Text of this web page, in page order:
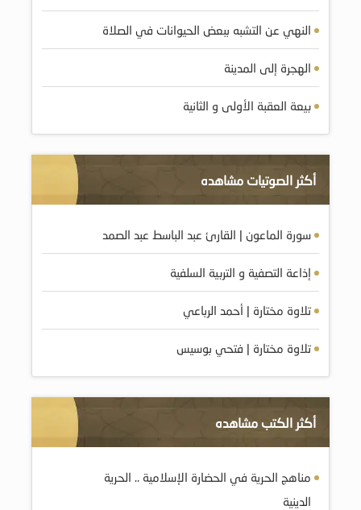
النهي عن التشبه ببعض الحيوانات في الصلاة
الهجرة إلى المدينة
بيعة العقبة الأولى و الثانية
أكثر الصوتيات مشاهده
سورة الماعون | القارئ عبد الباسط عبد الصمد
إذاعة التصفية و التربية السلفية
تلاوة مختارة | أحمد الرباعي
تلاوة مختارة | فتحي بوسيس
أكثر الكتب مشاهده
مناهج الحرية في الحضارة الإسلامية .. الحرية
الدينية